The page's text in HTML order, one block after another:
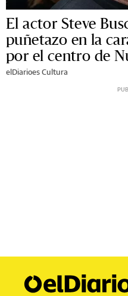
El actor Steve
puñetazo en la
por el centro de
elDiarioes Cultura